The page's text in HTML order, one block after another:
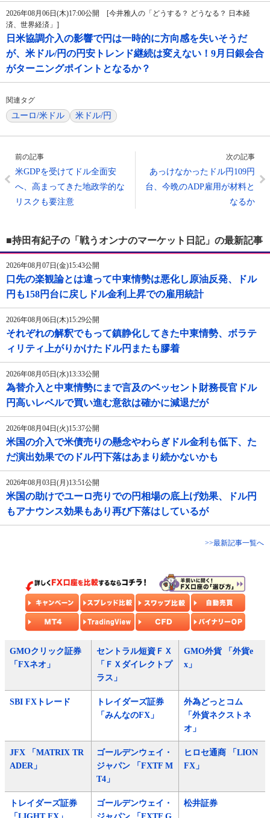
2026年08月06日(木)17:00公開 [今井雅人の「どうする？ どうなる？ 日本経
済、世界経済」]
日米協調介入の影響で円は一時的に方向感を失いそうだ
が、米ドル/円の円安トレンド継続は変えない！9月日銀会合
がターニングポイントとなるか？
関連タグ
ユーロ/米ドル 米ドル/円
前の記事
米GDPを受けてドル全面安
へ、高まってきた地政学的な
リスクも要注意
次の記事
あっけなかったドル円109円
台、今晩のADP雇用が材料と
なるか
■持田有紀子の「戦うオンナのマーケット日記」の最新記事
2026年08月07日(金)15:43公開
口先の楽観論とは違って中東情勢は悪化し原油反発、ドル
円も158円台に戻しドル金利上昇での雇用統計
2026年08月06日(木)15:29公開
それぞれの解釈でもって鎮静化してきた中東情勢、ボラテ
ィリティ上がりかけたドル円またも膠着
2026年08月05日(水)13:33公開
為替介入と中東情勢にまで言及のベッセント財務長官ドル
円高いレベルで買い進む意欲は確かに減退だが
2026年08月04日(火)15:37公開
米国の介入で米債売りの懸念やわらぎドル金利も低下、た
だ演出効果でのドル円下落はあまり続かないかも
2026年08月03日(月)13:51公開
米国の助けでユーロ売りでの円相場の底上げ効果、ドル円
もアナウンス効果もあり再び下落はしているが
>>最新記事一覧へ
GMOクリック証券
「FXネオ」
セントラル短資ＦＸ
「ＦＸダイレクトプ
ラス」
GMO外貨 「外貨e
x」
SBI FXトレード
トレイダーズ証券
「みんなのFX」
外為どっとコム
「外貨ネクストネ
オ」
JFX 「MATRIX TR
ADER」
ゴールデンウェイ・
ジャパン 「FXTF M
T4」
ヒロセ通商 「LION
FX」
トレイダーズ証券
ゴールデンウェイ・
松井証券